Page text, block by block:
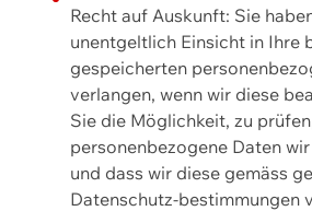
Recht auf Auskunft: Sie
unentgeltlich Einsicht in Ihre
gespeicherten
verlangen, wenn wir diese
Sie die Möglichkeit, zu
personenbezogene Daten
und dass wir diese gemäss
Datenschutz-bestimmungen